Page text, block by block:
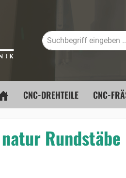
springen
CNC-DREHTEILE CNC-
natur